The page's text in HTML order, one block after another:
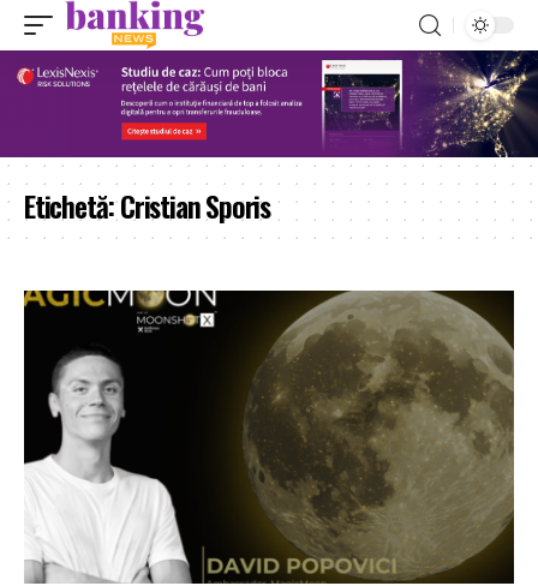
Etichetă:Cristian Sporis